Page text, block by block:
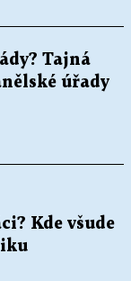
Tajná
úřady
Kde všude